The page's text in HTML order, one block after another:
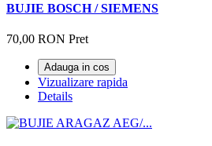
BUJIE BOSCH / SIEMENS
70,00 RON Pret
Adauga in cos
Vizualizare rapida
Details